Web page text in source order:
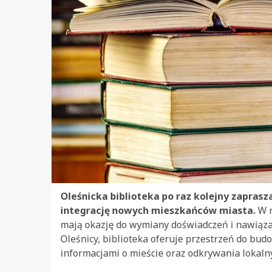
Oleśnicka biblioteka po raz kolejny
integrację nowych mieszkańców miasta.W
mają okazję do wymiany doświadczeń i
Oleśnicy, biblioteka oferuje przestrzeń do
informacjami o mieście oraz odkrywania